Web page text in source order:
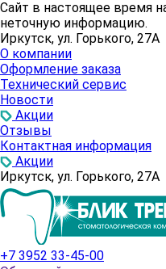
Сайт в настоящее время
неточную информацию.
Иркутск, ул. Горького, 27А
О компании
Оформление заказа
Технический сервис
Новости
Акции
Отзывы
Контактная информация
Акции
Иркутск, ул. Горького, 27А
+7 3952 33-45-00